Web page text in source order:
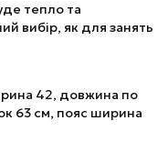
тепло та
вибір, як для занять
42, довжина по
63 см, пояс ширина